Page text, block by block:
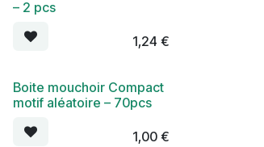
– 2 pcs
1,24 €
Boite mouchoir Compact
motif aléatoire – 70pcs
1,00€